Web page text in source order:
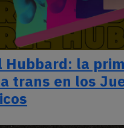
Hubbard: la
trans en los